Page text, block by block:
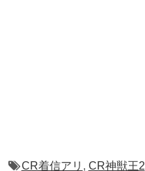
CR着信アリ , CR神獣王2